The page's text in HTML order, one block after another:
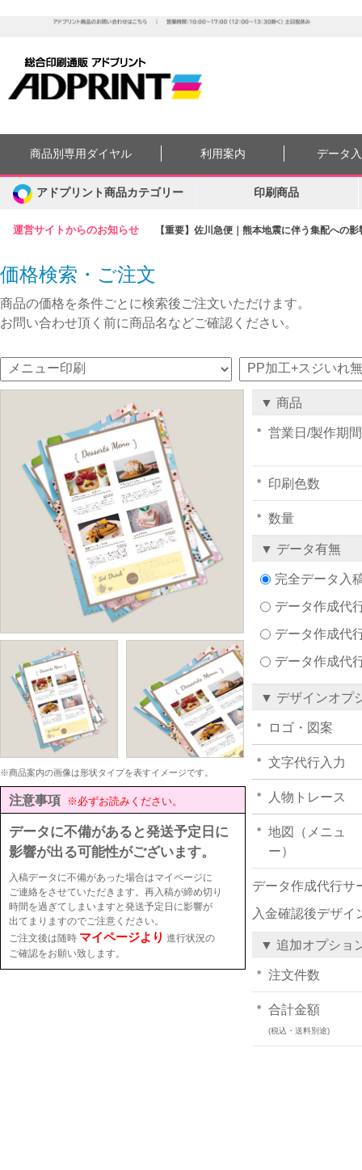
運営サイトからのお知らせ 【重要】佐川急便｜熊本地震に伴う集配への
商品別専用ダイヤル 利用案内 データ
アドプリント商品カテゴリー 印刷商品
価格検索・ご注文
商品の価格を条件ごとに検索後ご注文いただけます。
お問い合わせ頂く前に商品名などご確認ください。
※商品案内の画像は形状タイプを表すイメージです。
注意事項 ※必ずお読みください。
データに不備があると発送予定日に
影響が出る可能性がございます。
入稿データに不備があった場合はマイページに
ご連絡をさせていただきます。再入稿が締め切り
時間を過ぎてしまいますと発送予定日に影響が
出てまりますのでご注意ください。
ご注文後は随時 マイページより 進行状況の
ご確認をお願い致します。
▼ 商品
営業日/製作期間
印刷色数
数量
▼ データ有無
完全データ入
データ作成代
データ作成代
データ作成代
▼ デザインオプ
ロゴ・図案
文字代行入力
人物トレース
地図（メニュ
ー）
データ作成代行サ
入金確認後デザイ
▼ 追加オプショ
注文件数
合計金額
(税込・送料別途)